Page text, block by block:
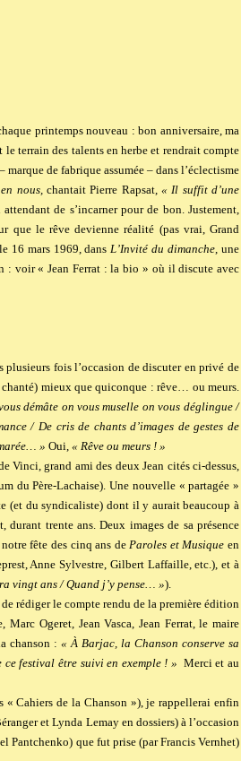
printemps nouveau : bon anniversaire, ma
terrain des talents en herbe et rendrait compte
de fabrique assumée – dans l’éclectisme
nous, chantait Pierre Rapsat,« Il suffit d’une
attendant de s’incarner pour de bon. Justement,
que le rêve devienne réalité (pas vrai, Grand
16 mars 1969, dans L’Invité du dimanche , une
: voir« Jean Ferrat : la bio » où il discute avec
plusieurs fois l’occasion de discuter en privé de
chanté) mieux que quiconque : rêve… ou meurs.
démâte on vous muselle on vous déglingue /
/ De cris de chants d’images de gestes de
» Oui, « Rêve ou meurs ! »
Vinci, grand ami des deux Jean cités ci-dessus,
du Père-Lachaise). Une nouvelle « partagée »
(et du syndicaliste) dont il y aurait beaucoup à
trente ans. Deux images de sa présence
fête des cinq ans de Paroles et Musique en
Anne Sylvestre, Gilbert Laffaille, etc.), et à
vingt ans / Quand j’y pense… »).
rédiger le compte rendu de la première édition
Ogeret, Jean Vasca, Jean Ferrat, le maire
chanson : « À Barjac, la Chanson conserve sa
festival être suivi en exemple ! » Merci et au
Cahiers de la Chanson »), je rappellerai enfin
et Lynda Lemay en dossiers) à l’occasion
Pantchenko) que fut prise (par Francis Vernhet)